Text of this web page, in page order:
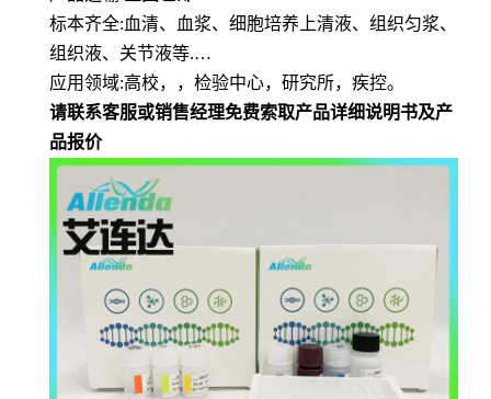
标本齐全:血清、血浆、细胞培养上清液、组织匀浆、
组织液、关节液等.…
应用领域:高校，，检验中心，研究所，疾控。
请联系客服或销售经理免费索取产品详细说明书及产
品报价